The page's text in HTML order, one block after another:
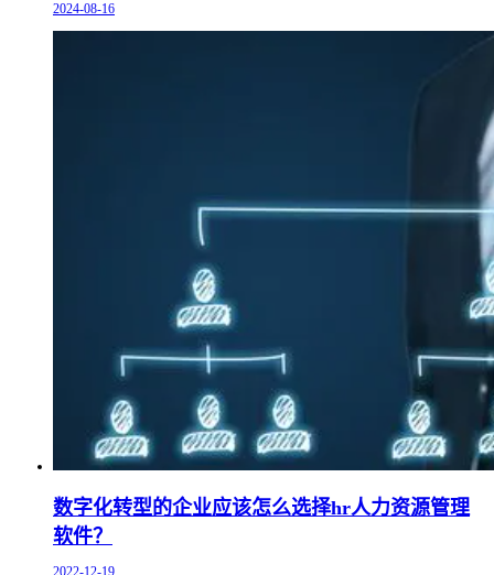
2024-08-16
数字化转型的企业应该怎么选择hr人力资源管理
软件？